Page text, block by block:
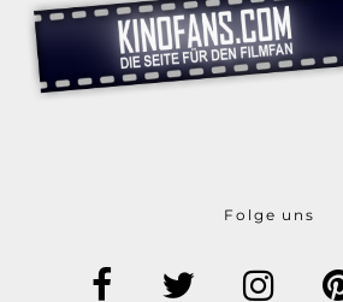
Folge uns